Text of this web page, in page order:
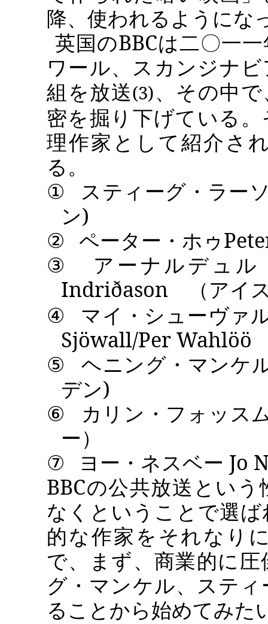
降、使われるようにな
英国のBBCは二〇一
ワール、スカンジナ
組を放送(3)、その中
密を掘り下げている
理作家として紹介さ
る。
①
スティーグ・ラー
ン)
② ペーター・ホゥ
③
アーナルデュ
Indriðason
（アイ
④
マイ・シューヴ
Sjöwall/Per Wahlöö
⑤
ヘニング・マンケ
デン)
⑥
カリン・フォッ
ー）
⑦
ヨー・ネスベー Jo
BBCの公共放送とい
なくということで選
的な作家をそれなり
で、まず、商業的に
グ・マンケル、 ステ
ることから始めてみた